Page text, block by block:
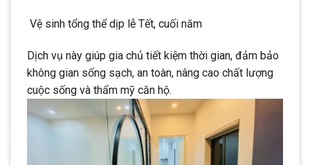
Vệ sinh tổng thể dịp lễ Tết, cuối năm
Dịch vụ này giúp gia chủ tiết kiệm thời gian, đảm bảo
không gian sống sạch, an toàn, nâng cao chất lượng
cuộc sống và thẩm mỹ căn hộ.